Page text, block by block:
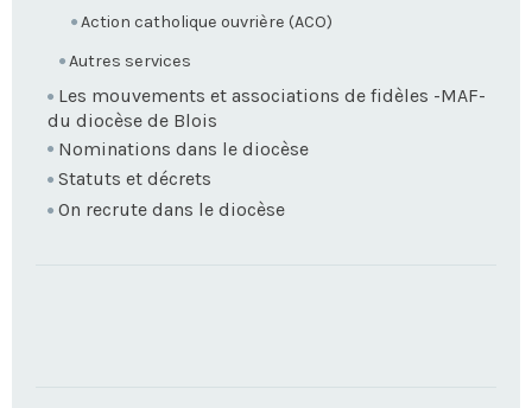
Action catholique ouvrière (ACO)
Autres services
Les mouvements et associations de fidèles -MAF-
du diocèse de Blois
Nominations dans le diocèse
Statuts et décrets
On recrute dans le diocèse